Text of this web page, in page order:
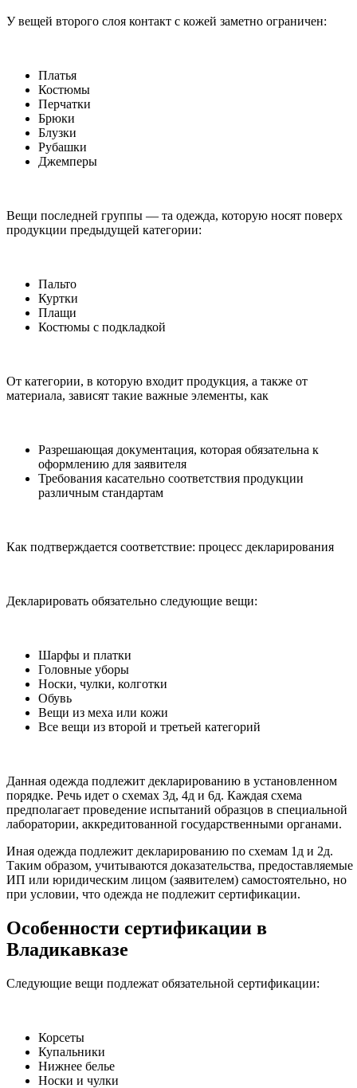
У вещей второго слоя контакт с кожей заметно ограничен:
Платья
Костюмы
Перчатки
Брюки
Блузки
Рубашки
Джемперы
Вещи последней группы — та одежда, которую носят поверх
продукции предыдущей категории:
Пальто
Куртки
Плащи
Костюмы с подкладкой
От категории, в которую входит продукция, а также от
материала, зависят такие важные элементы, как
Разрешающая документация, которая обязательна к
оформлению для заявителя
Требования касательно соответствия продукции
различным стандартам
Как подтверждается соответствие: процесс декларирования
Декларировать обязательно следующие вещи:
Шарфы и платки
Головные уборы
Носки, чулки, колготки
Обувь
Вещи из меха или кожи
Все вещи из второй и третьей категорий
Данная одежда подлежит декларированию в установленном
порядке. Речь идет о схемах 3д, 4д и 6д. Каждая схема
предполагает проведение испытаний образцов в специальной
лаборатории, аккредитованной государственными органами.
Иная одежда подлежит декларированию по схемам 1д и 2д.
Таким образом, учитываются доказательства, предоставляемые
ИП или юридическим лицом (заявителем) самостоятельно, но
при условии, что одежда не подлежит сертификации.
Особенности сертификации в
Владикавказе
Следующие вещи подлежат обязательной сертификации:
Корсеты
Купальники
Нижнее белье
Носки и чулки